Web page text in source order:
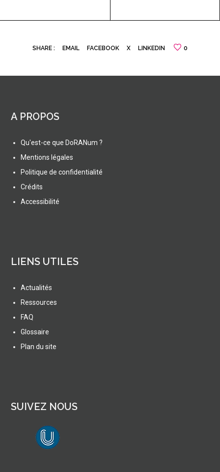
SHARE : EMAIL FACEBOOK X LINKEDIN 0
A PROPOS
Qu'est-ce que DoRANum ?
Mentions légales
Politique de confidentialité
Crédits
Accessibilité
LIENS UTILES
Actualités
Ressources
FAQ
Glossaire
Plan du site
SUIVEZ NOUS